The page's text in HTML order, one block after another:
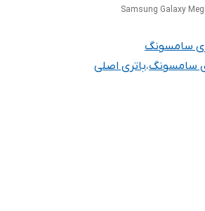
Samsung Galaxy
سامسونگ
سامسونگ،باتری اصلی